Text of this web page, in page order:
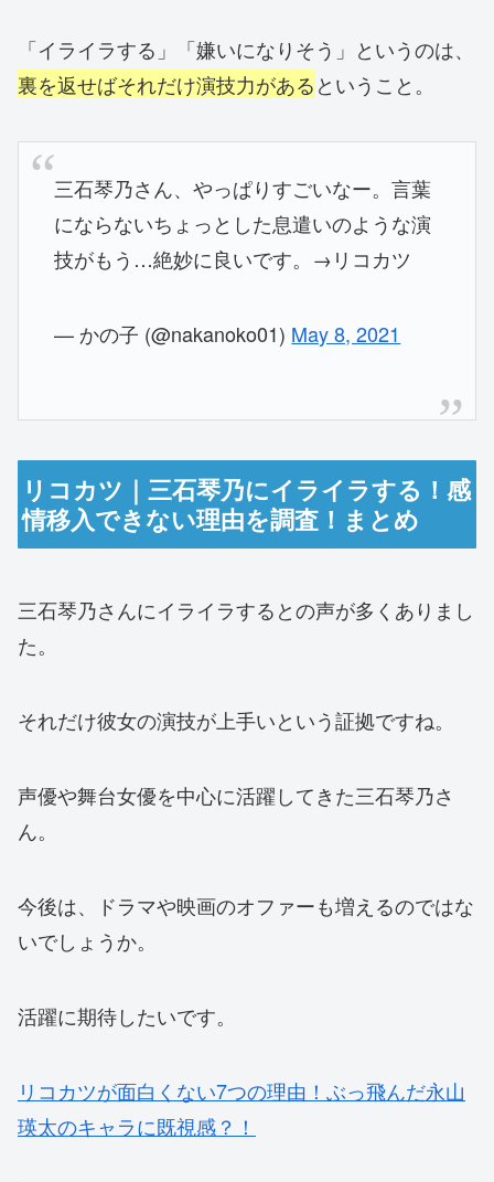
「イライラする」「嫌いになりそう」というのは、
裏を返せばそれだけ演技力があるということ。
三石琴乃さん、やっぱりすごいなー。言葉
にならないちょっとした息遣いのような演
技がもう…絶妙に良いです。→リコカツ
— かの子 (@nakanoko01) May 8, 2021
リコカツ｜三石琴乃にイライラする！感
情移入できない理由を調査！まとめ
三石琴乃さんにイライラするとの声が多くありまし
た。
それだけ彼女の演技が上手いという証拠ですね。
声優や舞台女優を中心に活躍してきた三石琴乃さ
ん。
今後は、ドラマや映画のオファーも増えるのではな
いでしょうか。
活躍に期待したいです。
リコカツが面白くない7つの理由！ぶっ飛んだ永山
瑛太のキャラに既視感？！